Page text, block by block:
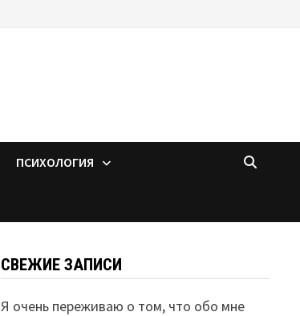
ПСИХОЛОГИЯ
СВЕЖИЕ ЗАПИСИ
Я очень переживаю о том, что обо мне